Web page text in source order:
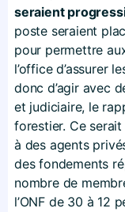
seraient
poste seraient
pour permettre
l’office d’assurer
donc d’agir avec
et judiciaire, le
forestier. Ce
à des agents
des fondements
nombre de
l’ONF de 30 à 12